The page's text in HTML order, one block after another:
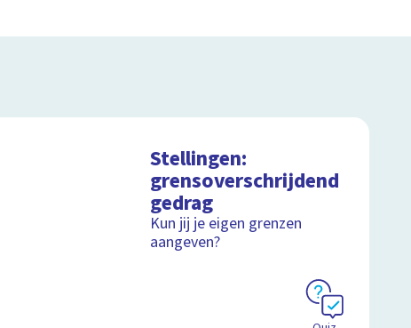
Stellingen:
grensoverschrijdend
gedrag
Kun jij je eigen grenzen
aangeven?